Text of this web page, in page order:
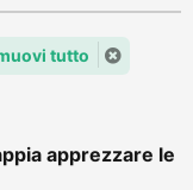
tutto
apprezzare le